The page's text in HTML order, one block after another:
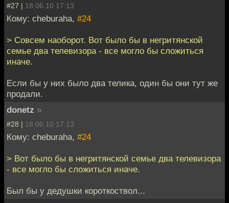
#27 | 18.06.10 17:13
Кому: cheburaha, #24
> Совсем наоборот. Вот было бы в негритянской
семье два телевизора - все могло бы сложиться
иначе.
Если бы у них было два телика, один бы они тут же
продали.
donetz »
#28 | 18.06.10 17:13
Кому: cheburaha, #24
> Вот было бы в негритянской семье два телевизора
- все могло бы сложиться иначе.
Был бы у дедушки короткоствол...